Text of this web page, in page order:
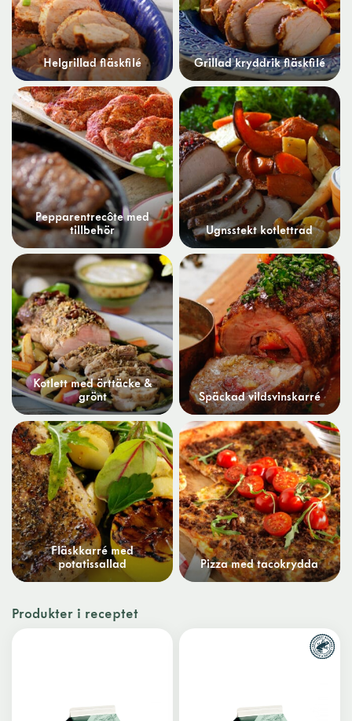
Helgrillad fläskfilé Grillad kryddrik fläskfilé
Pepparentrecôte med
tillbehör
Ugnsstekt kotlettrad
Kotlett med örttäcke &
grönt
Späckad vildsvinskarré
Fläskkarré med
potatissallad
Pizza med tacokrydda
Produkter i receptet